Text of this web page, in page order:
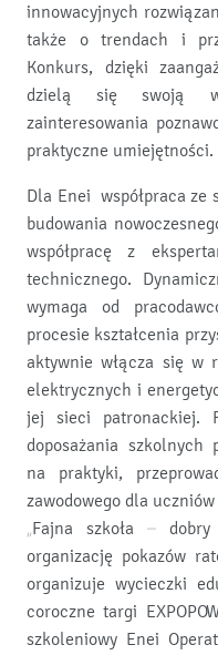
innowacyjnych
także o trendach i
Konkurs, dzięki
dzielą się swoją
zainteresowania
praktyczne umiejętności.
Dla Enei współpraca ze
budowania
współpracę z
technicznego.
wymaga od
procesie kształcenia
aktywnie włącza się w
elektrycznych i
jej sieci patronackiej.
doposażania szkolnych
na praktyki,
zawodowego dla
„Fajna szkoła –
organizację pokazów
organizuje wycieczki
coroczne targi
szkoleniowy Enei